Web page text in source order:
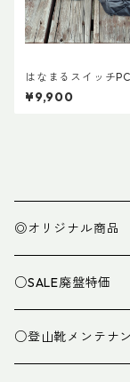
はなまるスイッチPC
¥9,900
◎オリジナル商品
○SALE廃盤特価
○登山靴メンテナ